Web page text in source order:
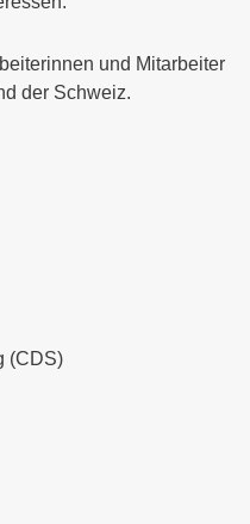
und Mitarbeiter
der Schweiz.
(CDS)